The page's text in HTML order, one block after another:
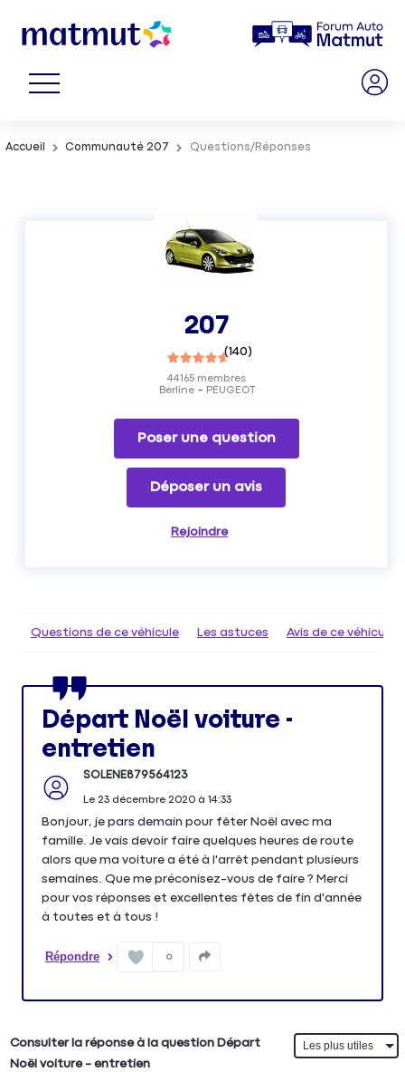
Accueil Communauté 207 Questions/Réponses
207
(140)
Berline PEUGEOT
44165membres
Poser une question
Déposer un avis
Rejoindre
Questions de ce véhicule Les astuces Avis de ce véhicule
Départ Noël voiture -
entretien
SOLENE879564123
Le 23 décembre 2020à 14:33
Bonjour, je pars demain pour fêter Noël avec ma
famille. Je vais devoir faire quelques heures de route
alors que ma voiture a été à l'arrêt pendant plusieurs
semaines. Que me préconisez-vous de faire ? Merci
pour vos réponses et excellentes fêtes de fin d'année
à toutes et à tous !
Répondre 0
Consulter la réponse à la question Départ
Noël voiture - entretien